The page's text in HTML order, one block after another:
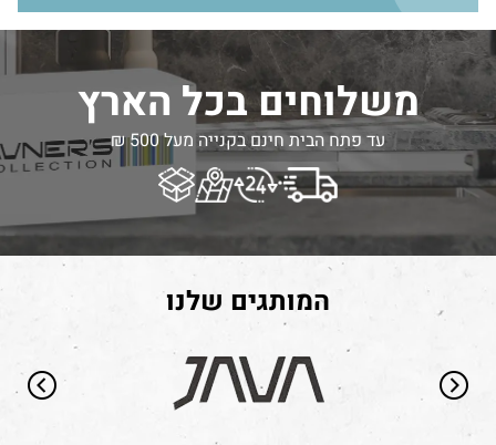
משלוחים בכל הארץ
עד פתח הבית חינם בקנייה מעל 500 ₪
המותגים שלנו